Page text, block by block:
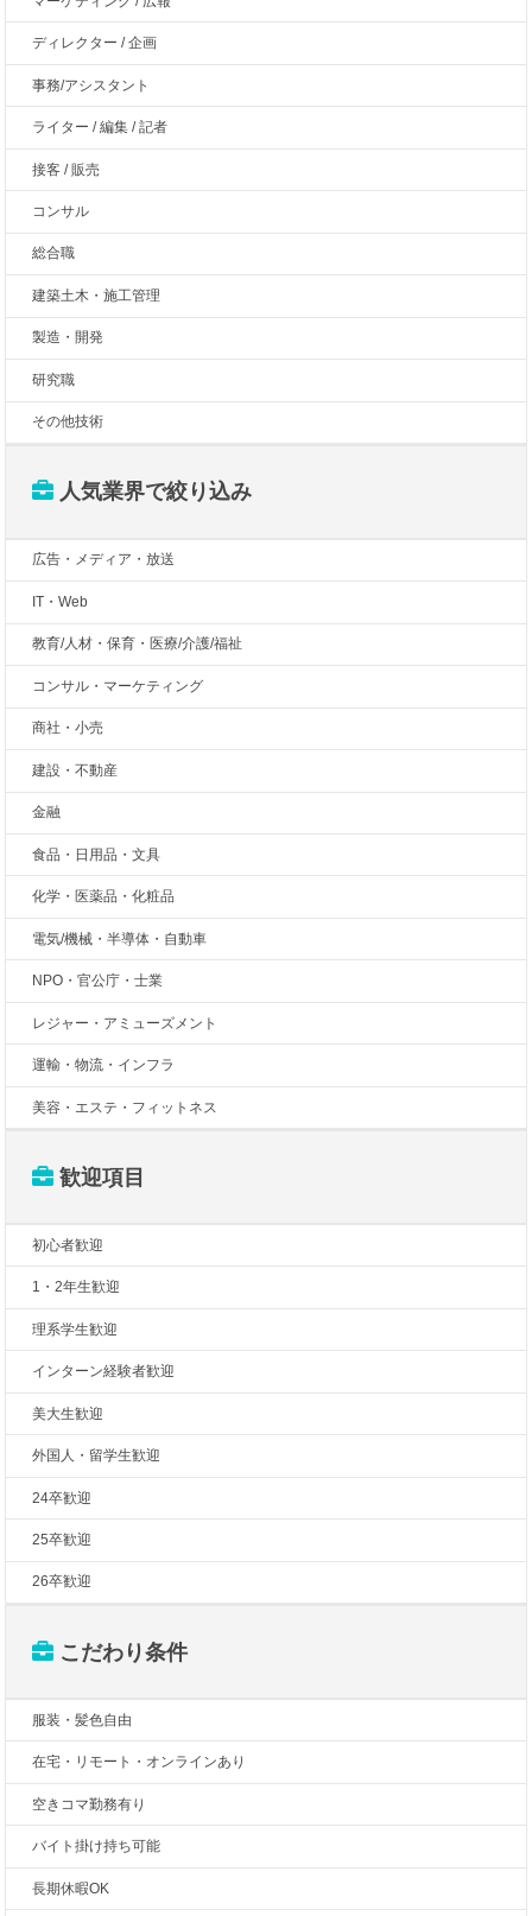
ディレクター / 企画
事務/アシスタント
ライター / 編集 / 記者
接客 / 販売
コンサル
総合職
建築土木・施工管理
製造・開発
研究職
その他技術
人気業界で絞り込み
広告・メディア・放送
IT・Web
教育/人材・保育・医療/介護/福祉
コンサル・マーケティング
商社・小売
建設・不動産
金融
食品・日用品・文具
化学・医薬品・化粧品
電気/機械・半導体・自動車
NPO・官公庁・士業
レジャー・アミューズメント
運輸・物流・インフラ
美容・エステ・フィットネス
歓迎項目
初心者歓迎
1・2年生歓迎
理系学生歓迎
インターン経験者歓迎
美大生歓迎
外国人・留学生歓迎
24卒歓迎
25卒歓迎
26卒歓迎
こだわり条件
服装・髪色自由
在宅・リモート・オンラインあり
空きコマ勤務有り
バイト掛け持ち可能
長期休暇OK